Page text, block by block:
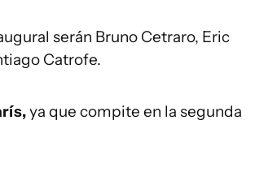
serán Bruno Cetraro, Eric
Catrofe.
ya que compite en la segunda